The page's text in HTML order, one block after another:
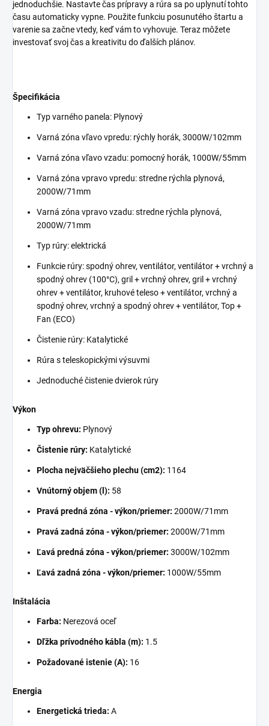
jednoduchšie. Nastavte čas prípravy a rúra sa po uplynutí tohto
času automaticky vypne. Použite funkciu posunutého štartu a
varenie sa začne vtedy, keď vám to vyhovuje. Teraz môžete
investovať svoj čas a kreativitu do ďalších plánov.
Špecifikácia
Typ varného panela: Plynový
Varná zóna vľavo vpredu: rýchly horák, 3000W/102mm
Varná zóna vľavo vzadu: pomocný horák, 1000W/55mm
Varná zóna vpravo vpredu: stredne rýchla plynová,
2000W/71mm
Varná zóna vpravo vzadu: stredne rýchla plynová,
2000W/71mm
Typ rúry: elektrická
Funkcie rúry: spodný ohrev, ventilátor, ventilátor + vrchný a
spodný ohrev (100°C), gril + vrchný ohrev, gril + vrchný
ohrev + ventilátor, kruhové teleso + ventilátor, vrchný a
spodný ohrev, vrchný a spodný ohrev + ventilátor, Top +
Fan (ECO)
Čistenie rúry: Katalytické
Rúra s teleskopickými výsuvmi
Jednoduché čistenie dvierok rúry
Výkon
Typ ohrevu: Plynový
Čistenie rúry: Katalytické
Plocha nejväčšieho plechu (cm2): 1164
Vnútorný objem (l): 58
Pravá predná zóna - výkon/priemer: 2000W/71mm
Pravá zadná zóna - výkon/priemer: 2000W/71mm
Ľavá predná zóna - výkon/priemer: 3000W/102mm
Ľavá zadná zóna - výkon/priemer: 1000W/55mm
Inštalácia
Farba: Nerezová oceľ
Dľžka prívodného kábla (m): 1.5
Požadované istenie (A): 16
Energia
Energetická trieda: A